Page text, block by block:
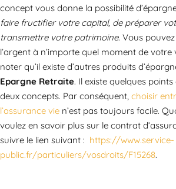
concept vous donne la possibilité
faire fructifier votre capital, de préparer
transmettre votre patrimoine. Vous
l’argent à n’importe quel moment de votre
noter qu’il existe d’autres produits
Epargne Retraite. Il existe quelques
deux concepts. Par conséquent, choisir
l’assurance vie n’est pas toujours facile.
voulez en savoir plus sur le contrat
suivre le lien suivant : https://www.service-
public.fr/particuliers/vosdroits/F15268.